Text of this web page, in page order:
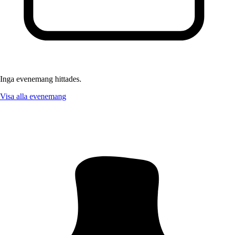
Inga evenemang hittades.
Visa alla evenemang